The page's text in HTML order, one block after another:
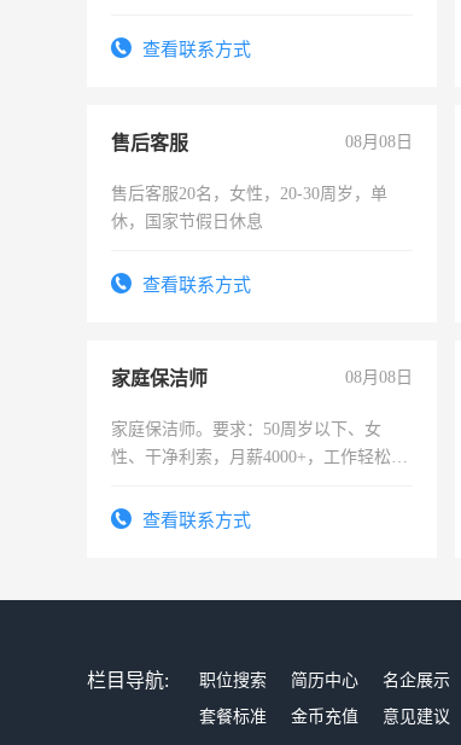
公司利益为目标灵活安排运输生产。 上
联系王经理
查看联系方式
售后客服 08月08日
售后客服20名，女性，20-30周岁，单
休，国家节假日休息
查看联系方式
家庭保洁师 08月08日
家庭保洁师。要求：50周岁以下、女
性、干净利索，月薪4000+，工作轻松，
太太等。查看联系方式
栏目导航: 职位搜索 简历中心 名企展示
套餐标准
金币充值 意见建议